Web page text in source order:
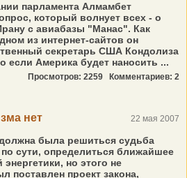
парламента Алмамбет
который волнует всех - о
с авиабазы "Манас". Как
из интернет-сайтов он
секретарь США Кондолиза
если Америка будет наносить ...
Просмотров: 2259 Комментариев: 2
нет 22 мая 2007
была решиться судьба
сути, определиться ближайшее
но этого не
поставлен проект закона,